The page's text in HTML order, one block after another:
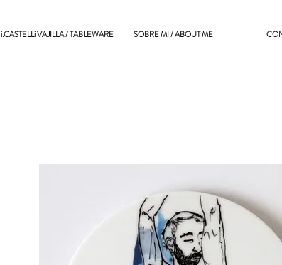
i.CASTELLi VAJILLA / TABLEWARE SOBRE MI / ABOUT ME